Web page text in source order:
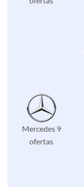
Mercedes 9
ofertas